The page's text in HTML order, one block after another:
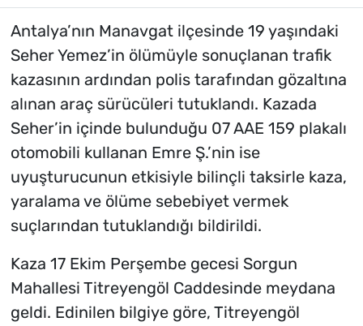
Antalya’nın Manavgat ilçesinde 19 yaşındaki
Seher Yemez’in ölümüyle sonuçlanan trafik
kazasının ardından polis tarafından gözaltına
alınan araç sürücüleri tutuklandı. Kazada
Seher’in içinde bulunduğu 07 AAE 159 plakalı
otomobili kullanan Emre Ş.’nin ise
uyuşturucunun etkisiyle bilinçli taksirle kaza,
yaralama ve ölüme sebebiyet vermek
suçlarından tutuklandığı bildirildi.
Kaza 17 Ekim Perşembe gecesi Sorgun
Mahallesi Titreyengöl Caddesinde meydana
geldi. Edinilen bilgiye göre, Titreyengöl